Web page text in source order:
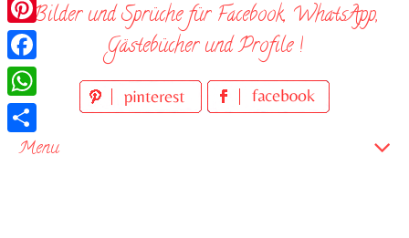
Bilder und Sprüche für Facebook, WhatsApp,
Gästebücher und Profile !
Menu
Pinterest
Facebook
WhatsApp
Teilen